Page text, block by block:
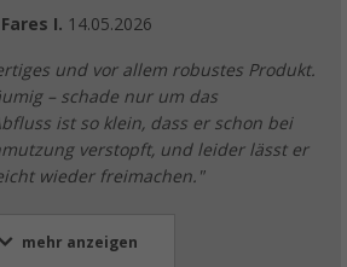
Fares I. 14.05.2026
und vor allem robustes Produkt.
– schade nur um das
ist so klein, dass er schon bei
verstopft, und leider lässt er
wieder freimachen."
mehr anzeigen